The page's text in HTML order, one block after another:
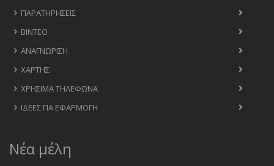
ΠΑΡΑΤΗΡΉΣΕΙΣ
ΒΊΝΤΕΟ
ΑΝΑΓΝΏΡΙΣΗ
ΧΆΡΤΗΣ
ΧΡΉΣΙΜΑ ΤΗΛΈΦΩΝΑ
ΙΔΈΕΣ ΓΙΑ ΕΦΑΡΜΟΓΉ
Νέα μέλη